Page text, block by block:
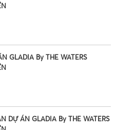
GLADIA By THE WATERS
DỰ ÁN GLADIA By THE WATERS